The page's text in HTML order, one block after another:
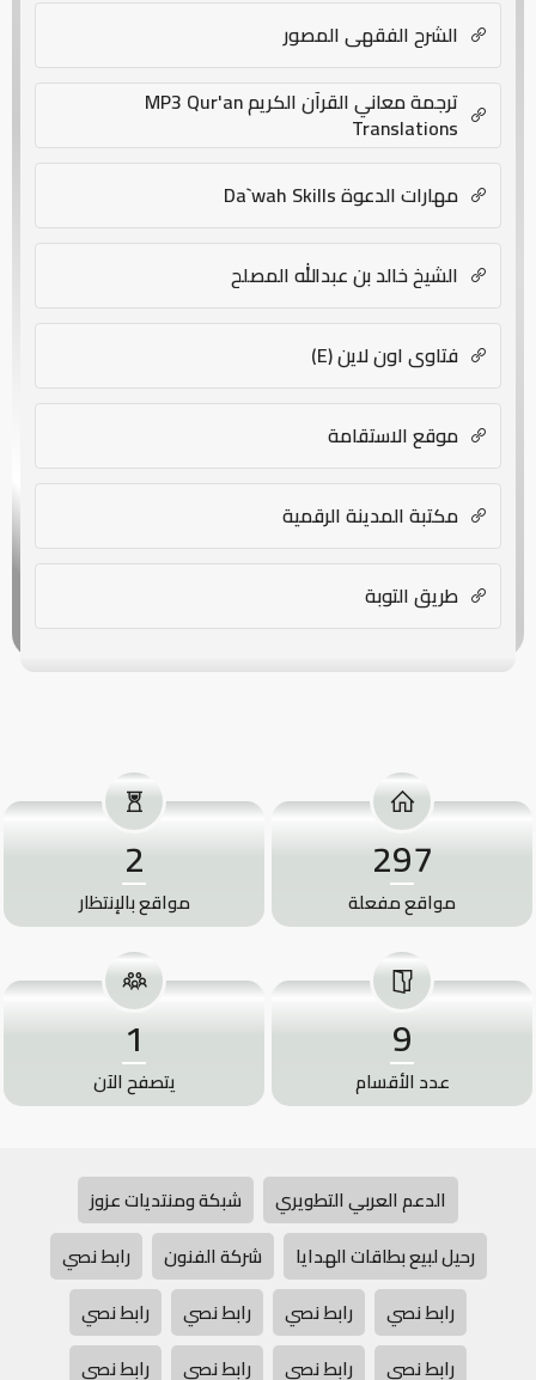
الشرح الفقهي المصور
ترجمة معاني القرآن الكريم MP3 Qur'an
Translations
مهارات الدعوة Da`wah Skills
الشيخ خالد بن عبدالله المصلح
فتاوى اون لاين (E)
موقع الاستقامة
مكتبة المدينة الرقمية
طريق التوبة
297
مواقع مفعلة
2
مواقع بالإنتظار
9
عدد الأقسام
1
يتصفح الآن
الدعم العربي التطويري
شبكة ومنتديات عزوز
رحيل لبيع بطاقات الهدايا
شركة الفنون
رابط نصي
رابط نصي
رابط نصي رابط نصي
رابط نصي
رابط نصي
رابط نصي رابط نصي رابط نصي